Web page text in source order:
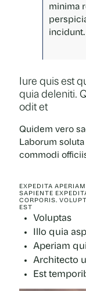
minima
incidunt.
Iure quis est
quia deleniti.
odit et
Quidem vero
Laborum
commodi
EXPEDITA
SAPIENTE
CORPORIS.
EST
Voluptas
Illo quia
Aperiam
Architecto
Est